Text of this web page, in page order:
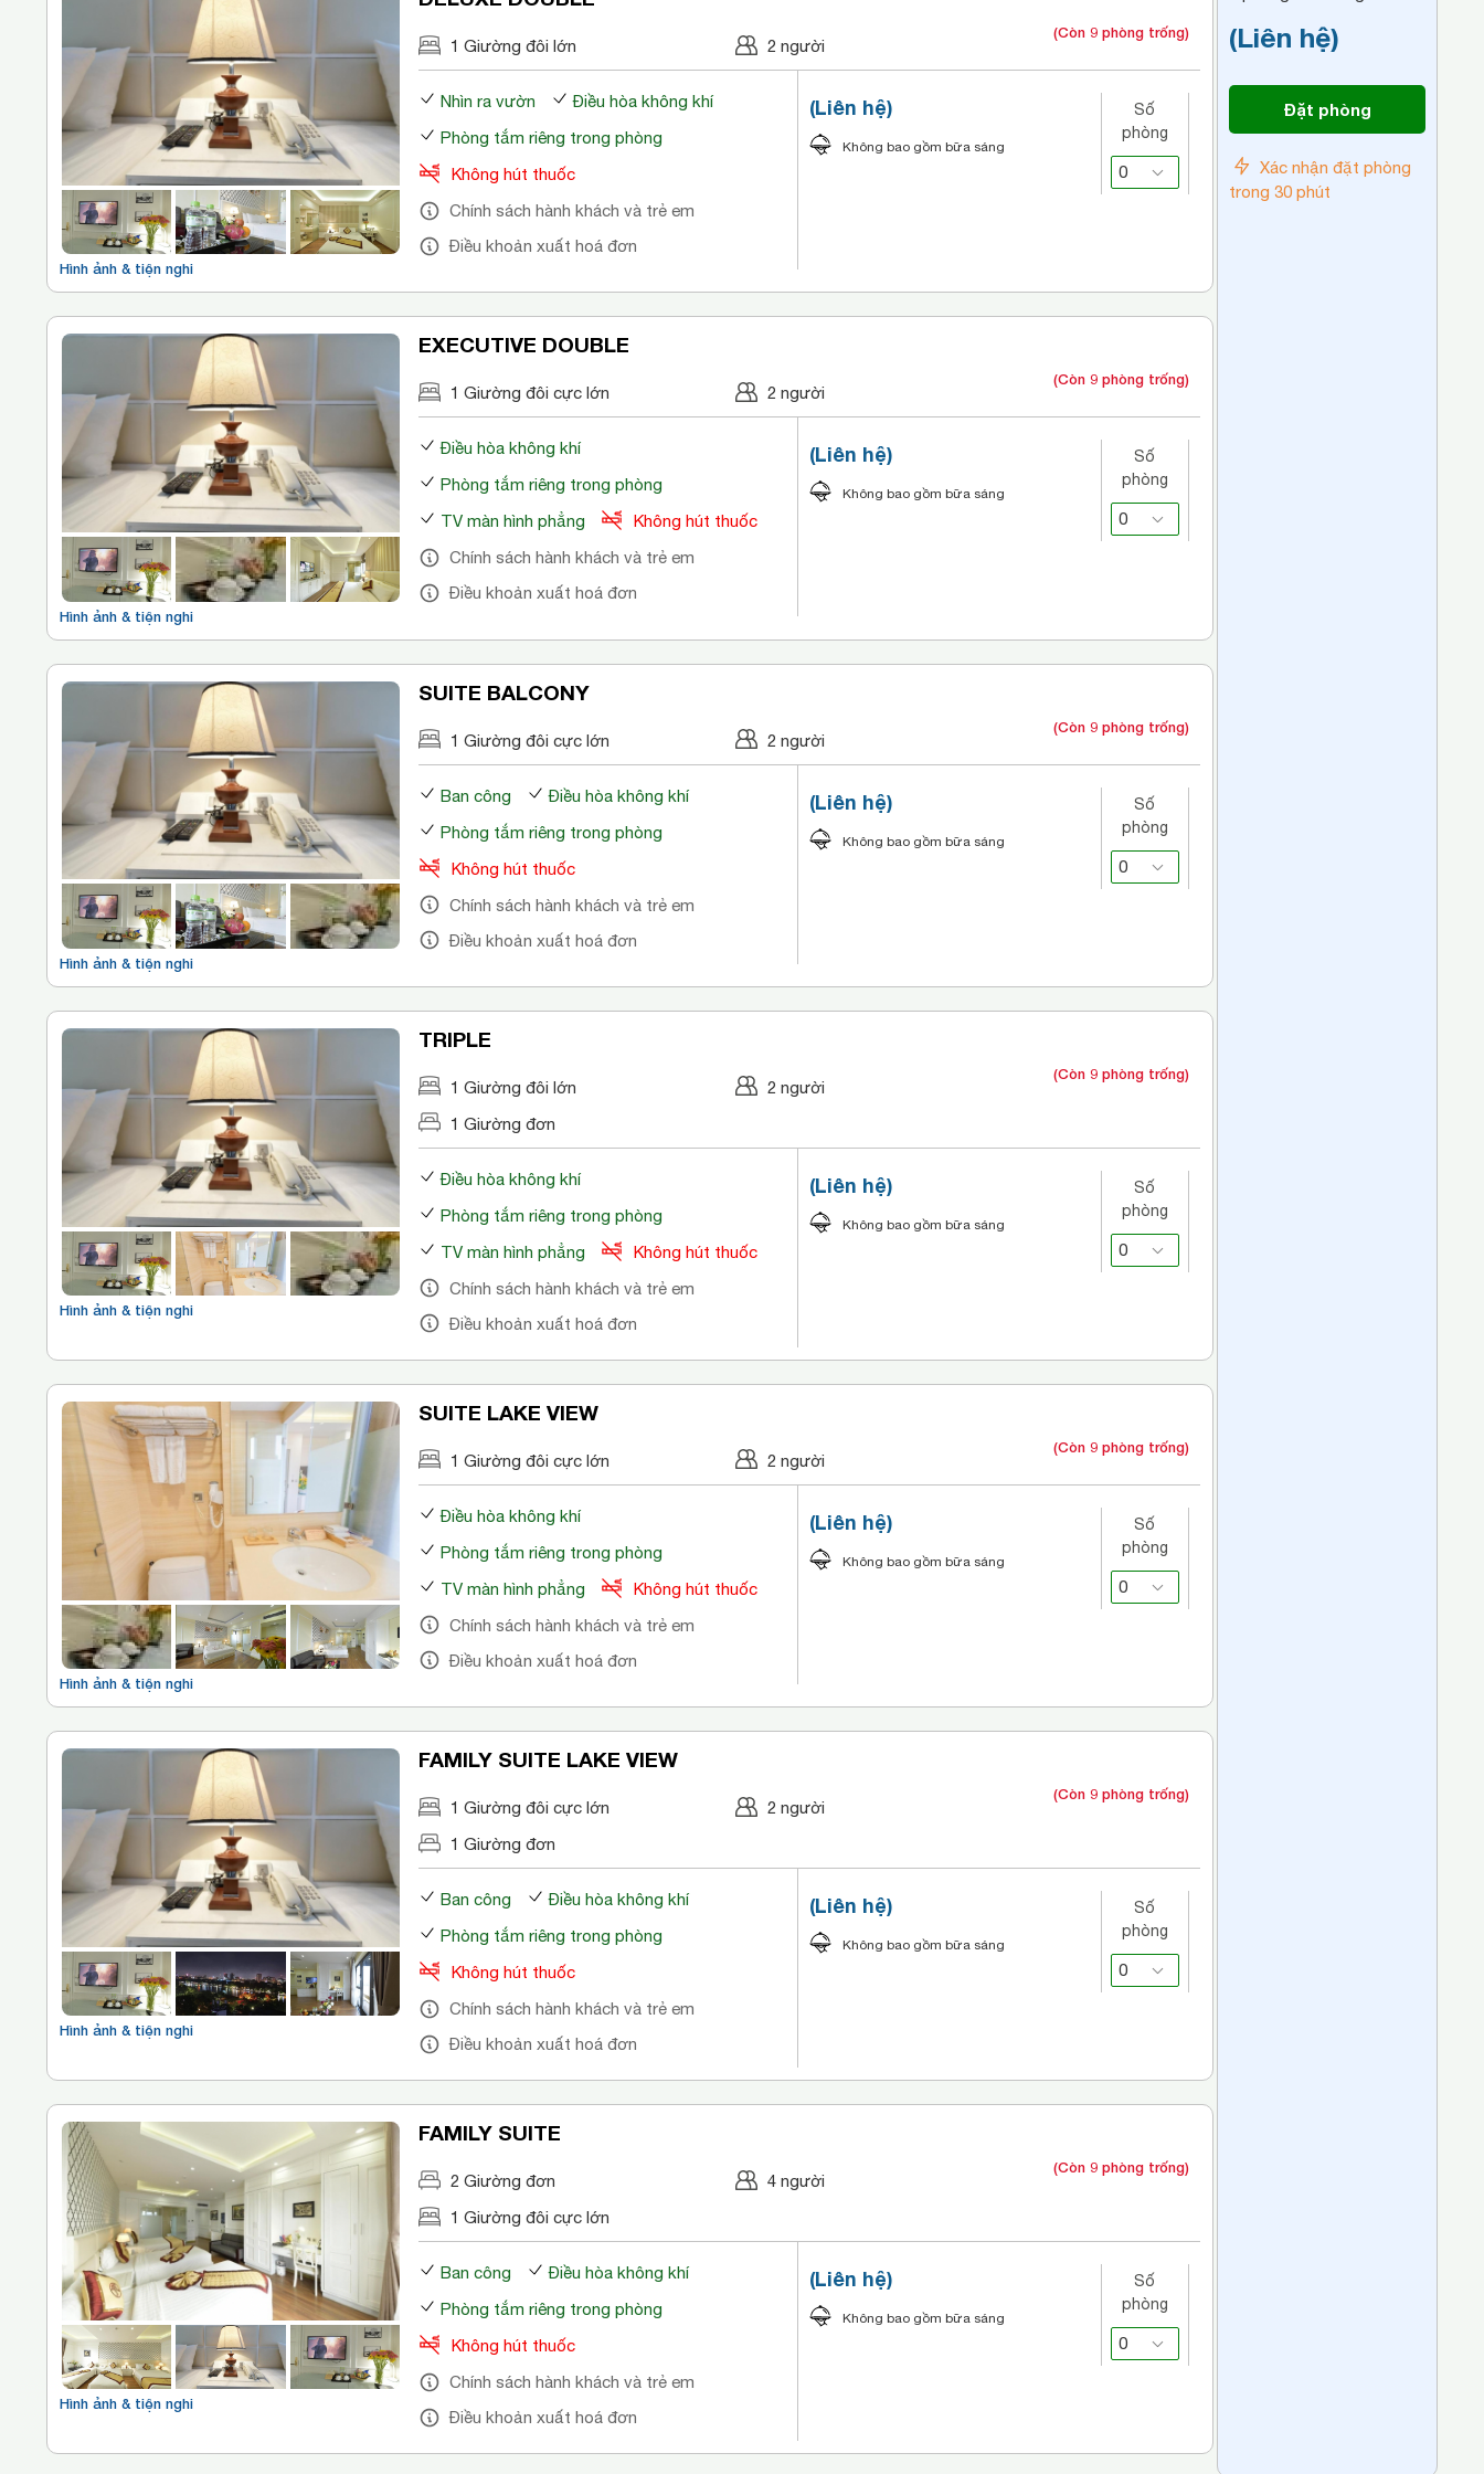
Hình ảnh & tiện nghi
1 Giường đôi lớn 2 người
(Còn 9 phòng trống)
Nhìn ra vườn
Điều hòa không khí
Phòng tắm riêng trong phòng
Không hút thuốc
Chính sách hành khách và trẻ em
Điều khoản xuất hoá đơn
(Liên hệ)
Không bao gồm bữa sáng
Số
phòng
Hình ảnh & tiện nghi
EXECUTIVE DOUBLE
1 Giường đôi cực lớn 2 người
(Còn 9 phòng trống)
Điều hòa không khí
Phòng tắm riêng trong phòng
TV màn hình phẳng
Không hút thuốc
Chính sách hành khách và trẻ em
Điều khoản xuất hoá đơn
(Liên hệ)
Không bao gồm bữa sáng
Số
phòng
Hình ảnh & tiện nghi
SUITE BALCONY
1 Giường đôi cực lớn 2 người
(Còn 9 phòng trống)
Ban công
Điều hòa không khí
Phòng tắm riêng trong phòng
Không hút thuốc
Chính sách hành khách và trẻ em
Điều khoản xuất hoá đơn
(Liên hệ)
Không bao gồm bữa sáng
Số
phòng
Hình ảnh & tiện nghi
TRIPLE
1 Giường đôi lớn
1 Giường đơn
2 người
(Còn 9 phòng trống)
Điều hòa không khí
Phòng tắm riêng trong phòng
TV màn hình phẳng
Không hút thuốc
Chính sách hành khách và trẻ em
Điều khoản xuất hoá đơn
(Liên hệ)
Không bao gồm bữa sáng
Số
phòng
Hình ảnh & tiện nghi
SUITE LAKE VIEW
1 Giường đôi cực lớn 2 người
(Còn 9 phòng trống)
Điều hòa không khí
Phòng tắm riêng trong phòng
TV màn hình phẳng
Không hút thuốc
Chính sách hành khách và trẻ em
Điều khoản xuất hoá đơn
(Liên hệ)
Không bao gồm bữa sáng
Số
phòng
Hình ảnh & tiện nghi
FAMILY SUITE LAKE VIEW
1 Giường đôi cực lớn
1 Giường đơn
2 người
(Còn 9 phòng trống)
Ban công
Điều hòa không khí
Phòng tắm riêng trong phòng
Không hút thuốc
Chính sách hành khách và trẻ em
Điều khoản xuất hoá đơn
(Liên hệ)
Không bao gồm bữa sáng
Số
phòng
Hình ảnh & tiện nghi
FAMILY SUITE
2 Giường đơn
1 Giường đôi cực lớn
4 người
(Còn 9 phòng trống)
Ban công
Điều hòa không khí
Phòng tắm riêng trong phòng
Không hút thuốc
Chính sách hành khách và trẻ em
Điều khoản xuất hoá đơn
(Liên hệ)
Không bao gồm bữa sáng
Số
phòng
(Liên hệ)
Đặt phòng
Xác nhận đặt phòng
trong 30 phút